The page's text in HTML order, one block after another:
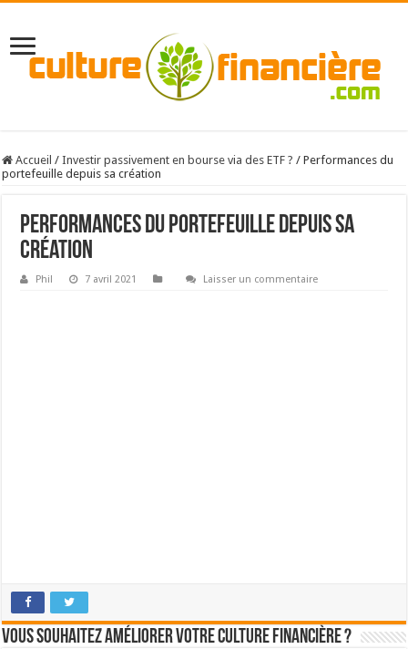
Accueil / Investir passivement en bourse via des ETF ? / Performances du
portefeuille depuis sa création
Performances du portefeuille depuis sa
création
Phil 7 avril 2021 Laisser un commentaire
Vous souhaitez améliorer votre culture financière ?